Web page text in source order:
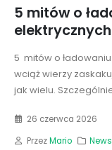
5 mitów o
elektrycznych
5 mitów o
wciąż wierzy
jak wielu.
26 czerwca 2026
PrzezMario
News